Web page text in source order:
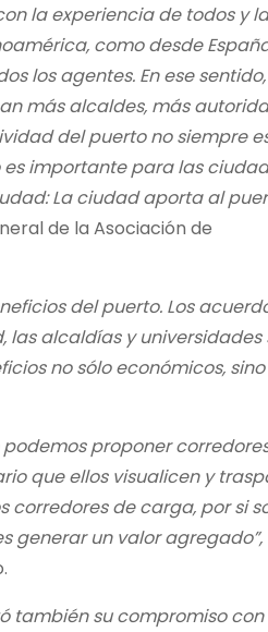
la experiencia de todos y
como desde
los agentes. En ese
más alcaldes, más
del puerto no siempre
importante para las
La ciudad aporta al
de la Asociación de
del puerto. Los
alcaldías y universidades
no sólo económicos,
proponer
que ellos visualicen y
corredores de carga, por si
generar un valor agregado”,
también su compromiso con